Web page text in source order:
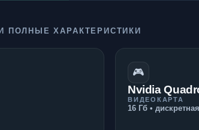
ПОЛНЫЕ ХАРАКТЕРИСТИКИ
🎮
Nvidia
ВИДЕОКАРТА
16 Гб • дискретная